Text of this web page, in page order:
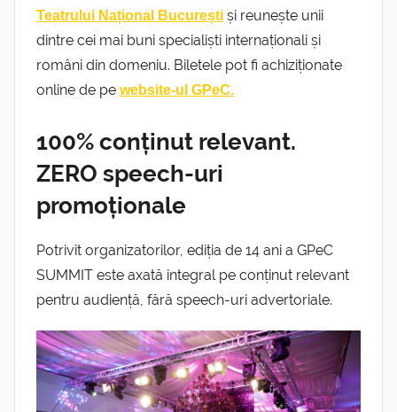
Teatrului Național București și reunește unii
dintre cei mai buni specialiști internaționali și
români din domeniu. Biletele pot fi achiziționate
online de pe website-ul GPeC.
100% conținut relevant.
ZERO speech-uri
promoționale
Potrivit organizatorilor, ediția de 14 ani a GPeC
SUMMIT este axată integral pe conținut relevant
pentru audiență, fără speech-uri advertoriale.